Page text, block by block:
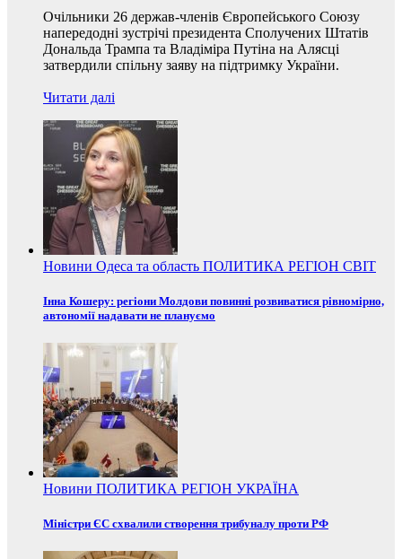
Очільники 26 держав-членів Європейського Союзу
напередодні зустрічі президента Сполучених Штатів
Дональда Трампа та Владіміра Путіна на Алясці
затвердили спільну заяву на підтримку України.
Читати далі
Новини Одеса та область ПОЛИТИКА РЕГІОН СВІТ
Інна Кошеру: регіони Молдови повинні розвиватися рівномірно,
автономії надавати не плануємо
Новини ПОЛИТИКА РЕГІОН УКРАЇНА
Міністри ЄС схвалили створення трибуналу проти РФ